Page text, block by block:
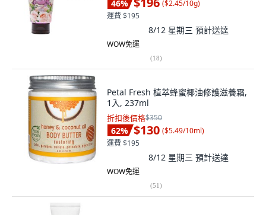
46% ($2.45/10g)
運費 $195
8/12 星期三 預計送達
WOW免運
(18)
Petal Fresh 植萃蜂蜜椰油修護滋養霜,
1入, 237ml
折扣後價格$350
62% $130 ($5.49/10ml)
運費 $195
8/12 星期三 預計送達
WOW免運
(51)